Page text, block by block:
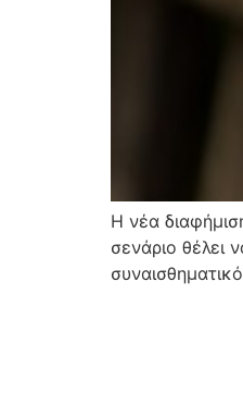
Η νέα
σενάριο θέλει